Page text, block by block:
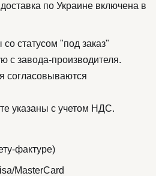
по Украине включена в
статусом "под заказ"
с завода-производителя.
согласовываются
указаны с учетом НДС.
фактуре)
MasterCard